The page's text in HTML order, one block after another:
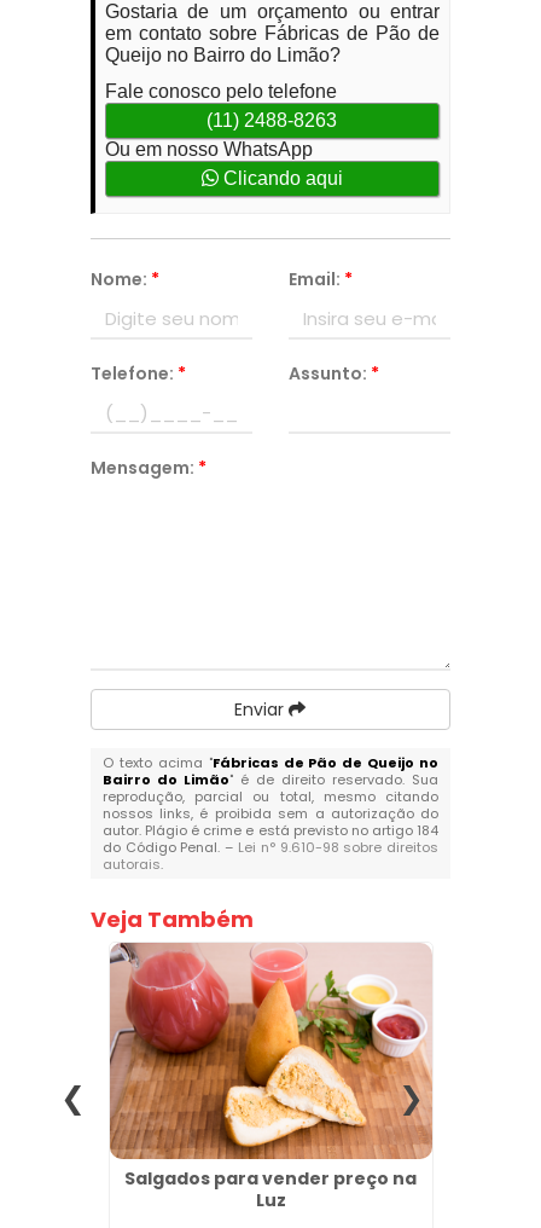
Gostaria de um orçamento ou entrar
em contato sobre Fábricas de Pão de
Queijo no Bairro do Limão?
Fale conosco pelo telefone
(11) 2488-8263
Ou em nosso WhatsApp
Clicando aqui
Nome: * Email: *
Telefone: * Assunto: *
Mensagem: *
Enviar
O texto acima "Fábricas de Pão de Queijo no
Bairro do Limão" é de direito reservado. Sua
reprodução, parcial ou total, mesmo citando
nossos links, é proibida sem a autorização do
autor. Plágio é crime e está previsto no artigo 184
do Código Penal. – Lei n° 9.610-98 sobre direitos
autorais.
Veja Também
Salgados para vender preço na
Luz